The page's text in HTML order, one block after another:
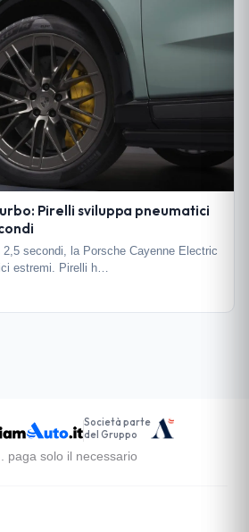
Pirelli sviluppa pneumatici
secondi, la Porsche Cayenne Electric
estremi. Pirelli h…
Società parte
del Gruppo
paga solo il necessario